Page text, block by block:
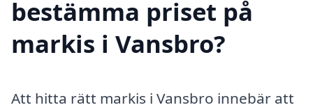
bestämma priset på
markis i Vansbro?
Att hitta rätt markis i Vansbro innebär att